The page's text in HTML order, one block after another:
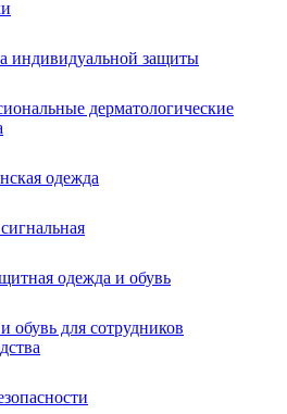
индивидуальной защиты
дерматологические
одежда
одежда и обувь
обувь для сотрудников